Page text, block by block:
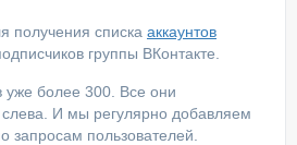
получения списка аккаунтов
группы ВКонтакте.
уже более 300. Все они
И мы регулярно добавляем
запросам пользователей.